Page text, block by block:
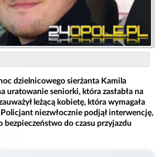
dzielnicowego sierżanta Kamila
uratowanie seniorki, która zasłabła na
leżącą kobietę, która wymagała
niezwłocznie podjął interwencję,
bezpieczeństwo do czasu przyjazdu